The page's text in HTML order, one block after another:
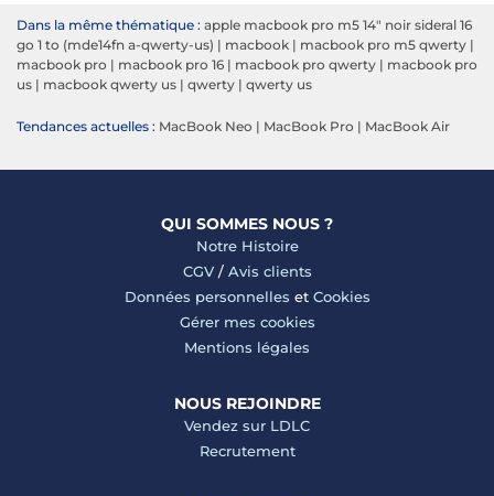
Dans la même thématique : apple macbook pro m5 14" noir sideral 16
go 1 to (mde14fn a-qwerty-us) | macbook | macbook pro m5 qwerty |
macbook pro | macbook pro 16 | macbook pro qwerty | macbook pro
us | macbook qwerty us | qwerty | qwerty us
Tendances actuelles : MacBook Neo | MacBook Pro | MacBook Air
QUI SOMMES NOUS ?
Notre Histoire
CGV/ Avis clients
Données personnelles et Cookies
Gérer mes cookies
Mentions légales
NOUS REJOINDRE
Vendez sur LDLC
Recrutement